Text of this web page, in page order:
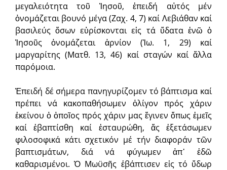
μεγαλειότητα τοῦ Ἰησοῦ, ἐπειδή αὐτός μέν
ὀνομάζεται βουνό μέγα (Ζαχ. 4, 7) καί Λεβιάθαν καί
βασιλεύς ὅσων εὑρίσκονται εἰς τά ὕδατα ἐνῶ ὁ
Ἰησοῦς ὀνομάζεται ἀρνίον (Ἰω. 1, 29) καί
μαργαρίτης (Ματθ. 13, 46) καί σταγών καί ἄλλα
παρόμοια.
Ἐπειδή δέ σήμερα πανηγυρίζομεν τό βάπτισμα καί
πρέπει νά κακοπαθήσωμεν ὀλίγον πρός χάριν
ἐκείνου ὁ ὁποῖος πρός χάριν μας ἔγινεν ὅπως ἐμεῖς
καί ἐβαπτίσθη καί ἐσταυρώθη, ἄς ἐξετάσωμεν
φιλοσοφικά κάτι σχετικόν μέ τήν διαφοράν τῶν
βαπτισμάτων, διά νά φύγωμεν ἀπ᾿ ἐδῶ
καθαρισμένοι. Ὁ Μωϋσῆς ἐβάπτισεν εἰς τό ὕδωρ